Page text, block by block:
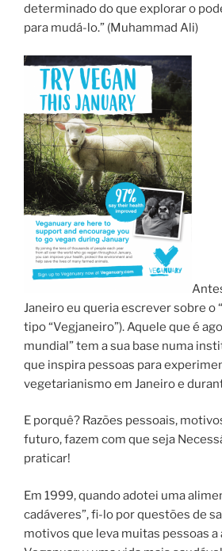
determinado do que explorar o
para mudá-lo.” (Muhammad Ali)
Janeiro eu queria escrever sobre o “
tipo “Vegjaneiro”). Aquele que é
mundial” tem a sua base numa
que inspira pessoas para
vegetarianismo em Janeiro e
E porquê? Razões pessoais,
futuro, fazem com que seja
praticar!
Em 1999, quando adotei uma
cadáveres”, fi-lo por questões de
motivos que leva muitas pessoas a